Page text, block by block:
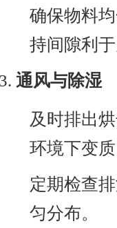
确保物料
持间隙利
通风与除湿
及时排出
环境下变
定期检查
匀分布。